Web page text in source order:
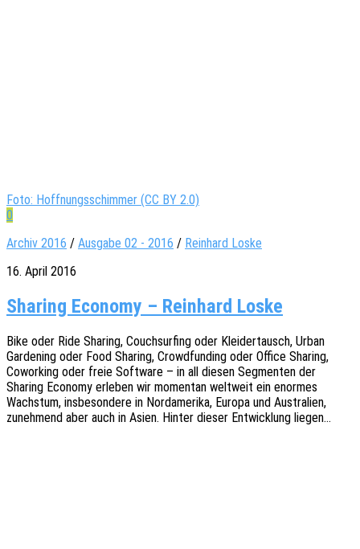
Foto: Hoffnungsschimmer (CC BY 2.0)
0
Archiv 2016 / Ausgabe 02 - 2016 / Reinhard Loske
16. April 2016
Sharing Economy – Reinhard Loske
Bike oder Ride Sharing, Couch­sur­fing oder Klei­der­tausch, Urban
Gardening oder Food Sharing, Crowd­fun­ding oder Office Sharing,
Cowor­king oder freie Soft­ware – in all diesen Segmen­ten der
Sharing Econo­my erle­ben wir momen­tan welt­weit ein enor­mes
Wachs­tum, insbe­son­de­re in Nord­ame­ri­ka, Europa und Austra­li­en,
zuneh­mend aber auch in Asien. Hinter dieser Entwick­lung liegen…